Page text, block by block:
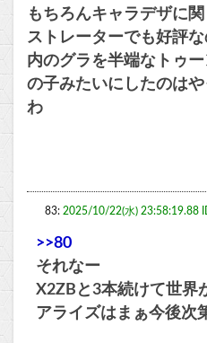
もちろんキャラデザに
ストレーターでも好評
内のグラを半端なトゥ
の子みたいにしたのは
わ
83: 2025/10/22(水) 23:58:19.88
>>80
それなー
X2ZBと3本続けて世界
アライズはまぁ今後次